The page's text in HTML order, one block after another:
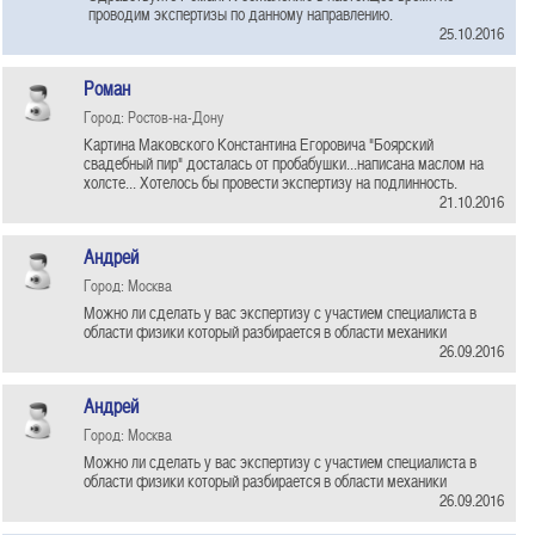
проводим экспертизы по данному направлению.
25.10.2016
Роман
Город: Ростов-на-Дону
Картина Маковского Константина Егоровича "Боярский
свадебный пир" досталась от пробабушки...написана маслом на
холсте... Хотелось бы провести экспертизу на подлинность.
21.10.2016
Андрей
Город: Москва
Можно ли сделать у вас экспертизу с участием специалиста в
области физики который разбирается в области механики
26.09.2016
Андрей
Город: Москва
Можно ли сделать у вас экспертизу с участием специалиста в
области физики который разбирается в области механики
26.09.2016